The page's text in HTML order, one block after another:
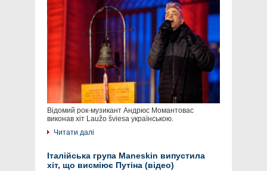
Відомий рок-музикант Андрюс Момантовас
виконав хіт Laužo šviesa українською.
Читати далі
Італійська група Maneskin випустила
хіт, що висміює Путіна (відео)